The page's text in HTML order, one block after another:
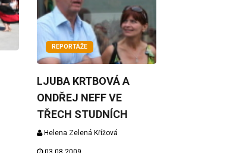
REPORTÁŽE
LJUBA KRTBOVÁ A
ONDŘEJ NEFF VE
TŘECH STUDNÍCH
Helena Zelená Křížová